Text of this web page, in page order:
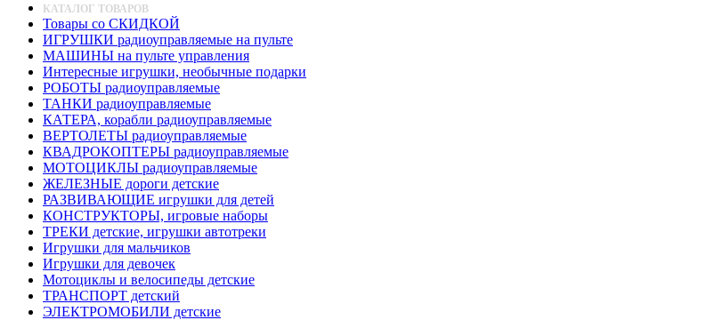
КАТАЛОГ ТОВАРОВ
Товары со СКИДКОЙ
ИГРУШКИ радиоуправляемые на пульте
МАШИНЫ на пульте управления
Интересные игрушки, необычные подарки
РОБОТЫ радиоуправляемые
ТАНКИ радиоуправляемые
КАТЕРА, корабли радиоуправляемые
ВЕРТОЛЕТЫ радиоуправляемые
КВАДРОКОПТЕРЫ радиоуправляемые
МОТОЦИКЛЫ радиоуправляемые
ЖЕЛЕЗНЫЕ дороги детские
РАЗВИВАЮЩИЕ игрушки для детей
КОНСТРУКТОРЫ, игровые наборы
ТРЕКИ детские, игрушки автотреки
Игрушки для мальчиков
Игрушки для девочек
Мотоциклы и велосипеды детские
ТРАНСПОРТ детский
ЭЛЕКТРОМОБИЛИ детские